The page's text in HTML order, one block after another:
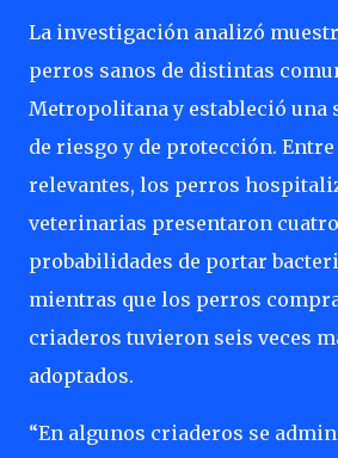
La investigación analizó
perros sanos de distintas
Metropolitana y estableció una
de riesgo y de protección.
relevantes, los perros
veterinarias presentaron cuatro
probabilidades de portar
mientras que los perros
criaderos tuvieron seis veces
adoptados.
“En algunos criaderos se